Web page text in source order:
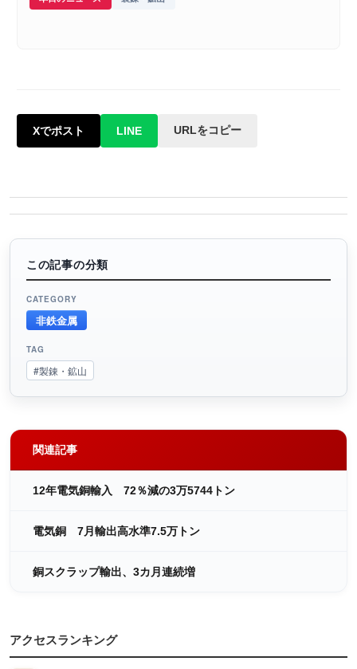
Xでポスト LINE URLをコピー
この記事の分類
CATEGORY
非鉄金属
TAG
#製錬・鉱山
関連記事
12年電気銅輸入 72％減の3万5744トン
電気銅 7月輸出高水準7.5万トン
銅スクラップ輸出、3カ月連続増
アクセスランキング